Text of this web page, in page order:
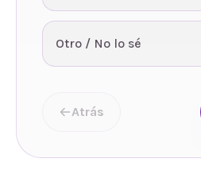
Otro / No lo sé
Atrás